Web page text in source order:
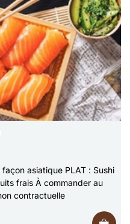
asiatique PLAT : Sushi
frais À commander au
contractuelle